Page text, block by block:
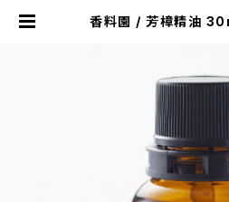
香料園 / 芳樟精油